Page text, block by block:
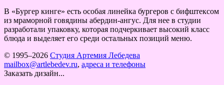
В «Бургер кинге» есть особая линейка бургеров с бифштексом
из мраморной говядины абердин-ангус. Для нее в студии
разработали упаковку, которая подчеркивает высокий класс
блюда и выделяет его среди остальных позиций меню.
© 1995–2026 Студия Артемия Лебедева
mailbox@artlebedev.ru, адреса и телефоны
Заказать дизайн...